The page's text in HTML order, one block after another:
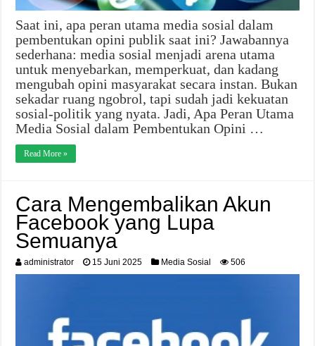
Saat ini, apa peran utama media sosial dalam
pembentukan opini publik saat ini? Jawabannya
sederhana: media sosial menjadi arena utama
untuk menyebarkan, memperkuat, dan kadang
mengubah opini masyarakat secara instan. Bukan
sekadar ruang ngobrol, tapi sudah jadi kekuatan
sosial-politik yang nyata. Jadi, Apa Peran Utama
Media Sosial dalam Pembentukan Opini …
Read More »
Cara Mengembalikan Akun
Facebook yang Lupa
Semuanya
administrator 15 Juni 2025 Media Sosial 506